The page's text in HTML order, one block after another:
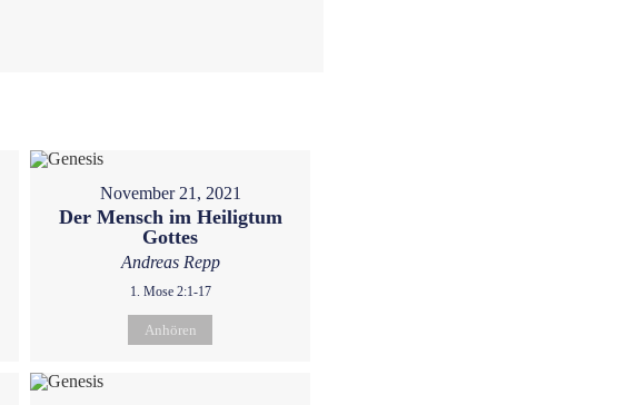
November 21, 2021
Der Mensch im Heiligtum
Gottes
Andreas Repp
1. Mose 2:1-17
Anhören